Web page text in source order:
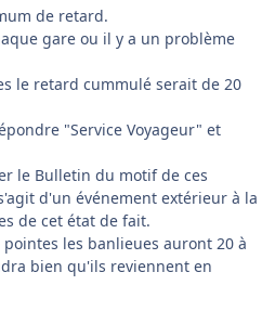
de retard.
gare ou il y a un problème
le retard cummulé serait de 20
"Service Voyageur" et
le Bulletin du motif de ces
d'un événement extérieur à la
de cet état de fait.
les banlieues auront 20 à
bien qu'ils reviennent en